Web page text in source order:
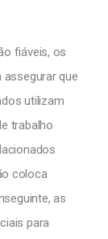
fiáveis, os
que
utilizam
trabalho
coloca
as
para